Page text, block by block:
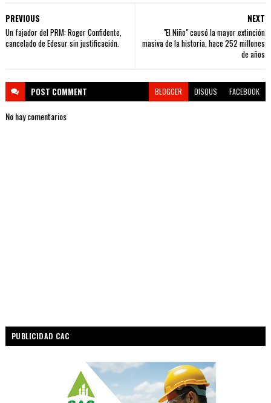
NEXT
"El Niño" causó la mayor extinción
masiva de la historia, hace 252 millones
de años
PREVIOUS
Un fajador del PRM: Roger Confidente,
cancelado de Edesur sin justificación.
POST COMMENT BLOGGER DISQUS FACEBOOK
No hay comentarios
PUBLICIDAD CAC